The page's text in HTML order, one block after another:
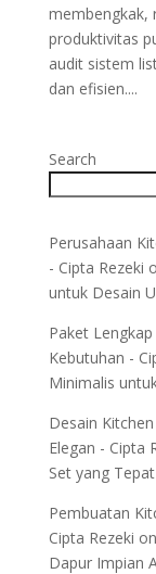
membengkak,
produktivitas
audit sistem
dan efisien....
Search
Perusahaan
- Cipta Rezeki
untuk Desain
Paket
Kebutuhan -
Minimalis
Desain
Elegan - Cipta
Set yang Tepat
Pembuatan
Cipta Rezeki on
Dapur Impian